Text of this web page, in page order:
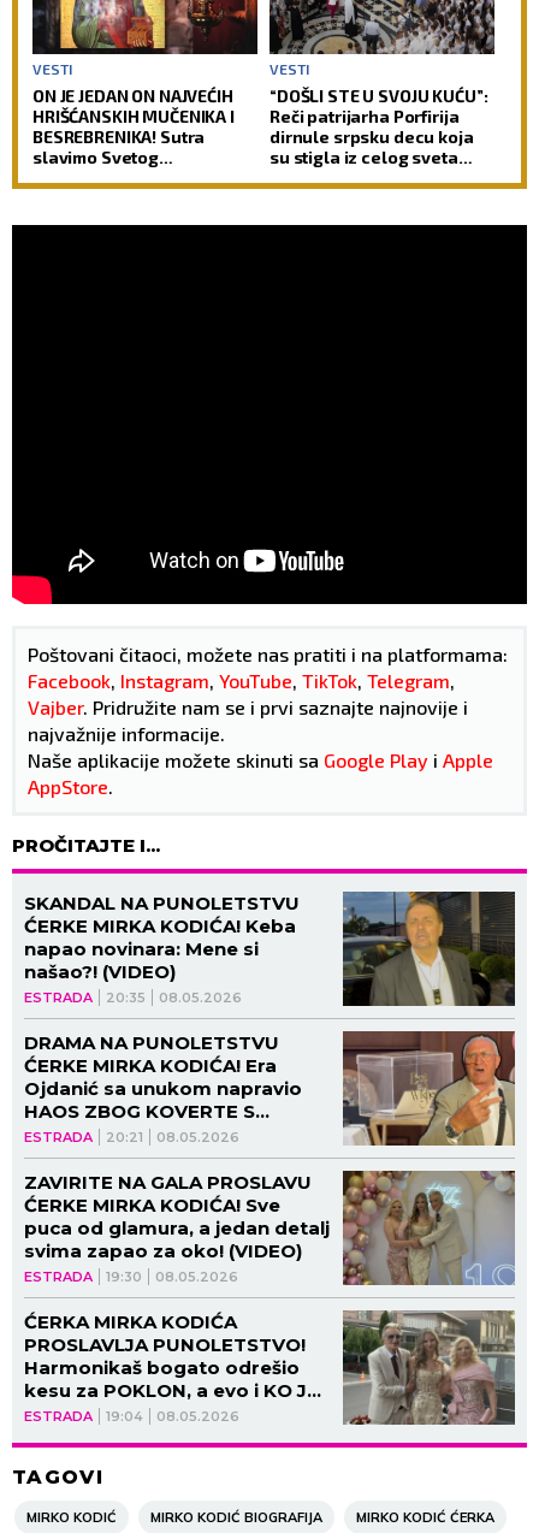
VESTI
ON JE JEDAN ON NAJVEĆIH
HRIŠĆANSKIH MUČENIKA I
BESREBRENIKA! Sutra
slavimo Svetog
VESTI
“DOŠLI STE U SVOJU KUĆU”:
Reči patrijarha Porfirija
dirnule srpsku decu koja
su stigla iz celog sveta
Poštovani čitaoci, možete nas pratiti i na platformama:
Facebook Instagram YouTube TikTok Telegram
Vajber. Pridružite nam se i prvi saznajte najnovije i
najvažnije informacije.
Naše aplikacije možete skinuti sa Google Play i Apple
AppStore
PROČITAJTE I...
ESTRADA 20:35 08.05.2026
SKANDAL NA PUNOLETSTVU
ĆERKE MIRKA KODIĆA! Keba
napao novinara: Mene si
našao?! (VIDEO)
ESTRADA 20:21 08.05.2026
DRAMA NA PUNOLETSTVU
ĆERKE MIRKA KODIĆA! Era
Ojdanić sa unukom napravio
HAOS ZBOG KOVERTE S
NOVCEM, sve je stalo u
trenutku! (VIDEO, GALERIJA)
ESTRADA 19:30 08.05.2026
ZAVIRITE NA GALA PROSLAVU
ĆERKE MIRKA KODIĆA! Sve
puca od glamura, a jedan detalj
svima zapao za oko! (VIDEO)
ESTRADA 19:04 08.05.2026
ĆERKA MIRKA KODIĆA
PROSLAVLJA PUNOLETSTVO!
Harmonikaš bogato odrešio
kesu za POKLON, a evo i KO JE
SUPRUGA KOJU JAVNOST
TAGOVI
MIRKO KODIĆ MIRKO KODIĆ BIOGRAFIJA MIRKO KODIĆ ĆERKA